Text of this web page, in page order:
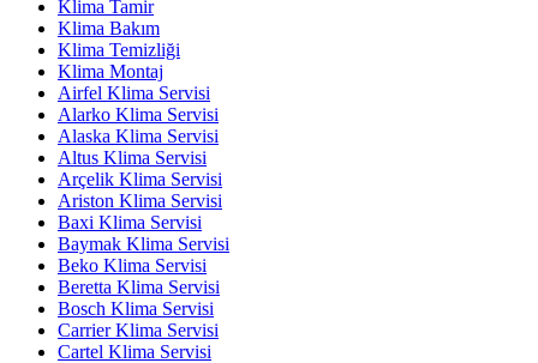
Klima Tamir
Klima Bakım
Klima Temizliği
Klima Montaj
Airfel Klima Servisi
Alarko Klima Servisi
Alaska Klima Servisi
Altus Klima Servisi
Arçelik Klima Servisi
Ariston Klima Servisi
Baxi Klima Servisi
Baymak Klima Servisi
Beko Klima Servisi
Beretta Klima Servisi
Bosch Klima Servisi
Carrier Klima Servisi
Cartel Klima Servisi